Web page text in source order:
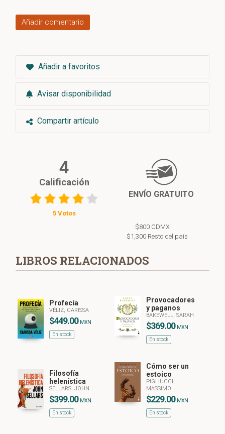
Añadir comentario
Añadir a favoritos
Avisar disponibilidad
Compartir artículo
4
Calificación
5 Votos
ENVÍO GRATUITO
$800 CDMX
$1,300 Resto del país
LIBROS RELACIONADOS
Profecía
VÉLIZ, CARISSA
$449.00 MXN
En stock
Provocadores
y paganos
BAKEWELL, SARAH
$369.00 MXN
En stock
Filosofía
helenística
SELLARS, JOHN
$399.00 MXN
En stock
Cómo ser un
estoico
PIGLIUCCI,
MASSIMO
$229.00 MXN
En stock